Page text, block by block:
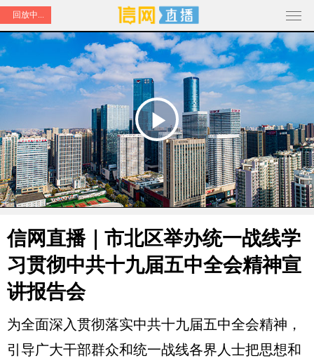
回放中...
Play
Video
信网直播｜市北区举办统一战线学
习贯彻中共十九届五中全会精神宣
讲报告会
为全面深入贯彻落实中共十九届五中全会精神，
引导广大干部群众和统一战线各界人士把思想和